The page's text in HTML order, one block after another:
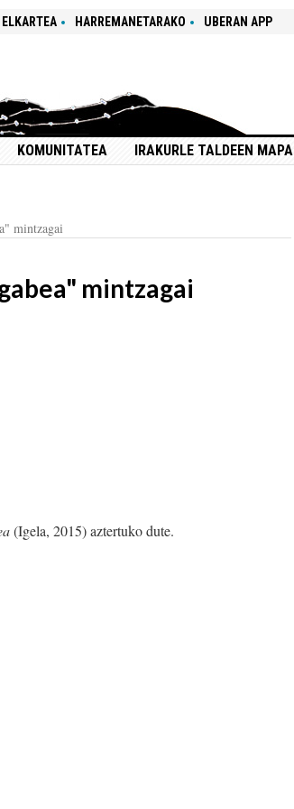
HARREMANETARAKO UBERAN APP
KOMUNITATEA IRAKURLE TALDEEN MAPA
mintzagai
mintzagai
(Igela, 2015) aztertuko dute.